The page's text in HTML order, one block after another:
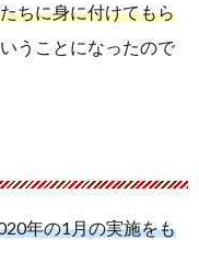
ちに身に付けてもら
うことになったので
年の1月の実施をも